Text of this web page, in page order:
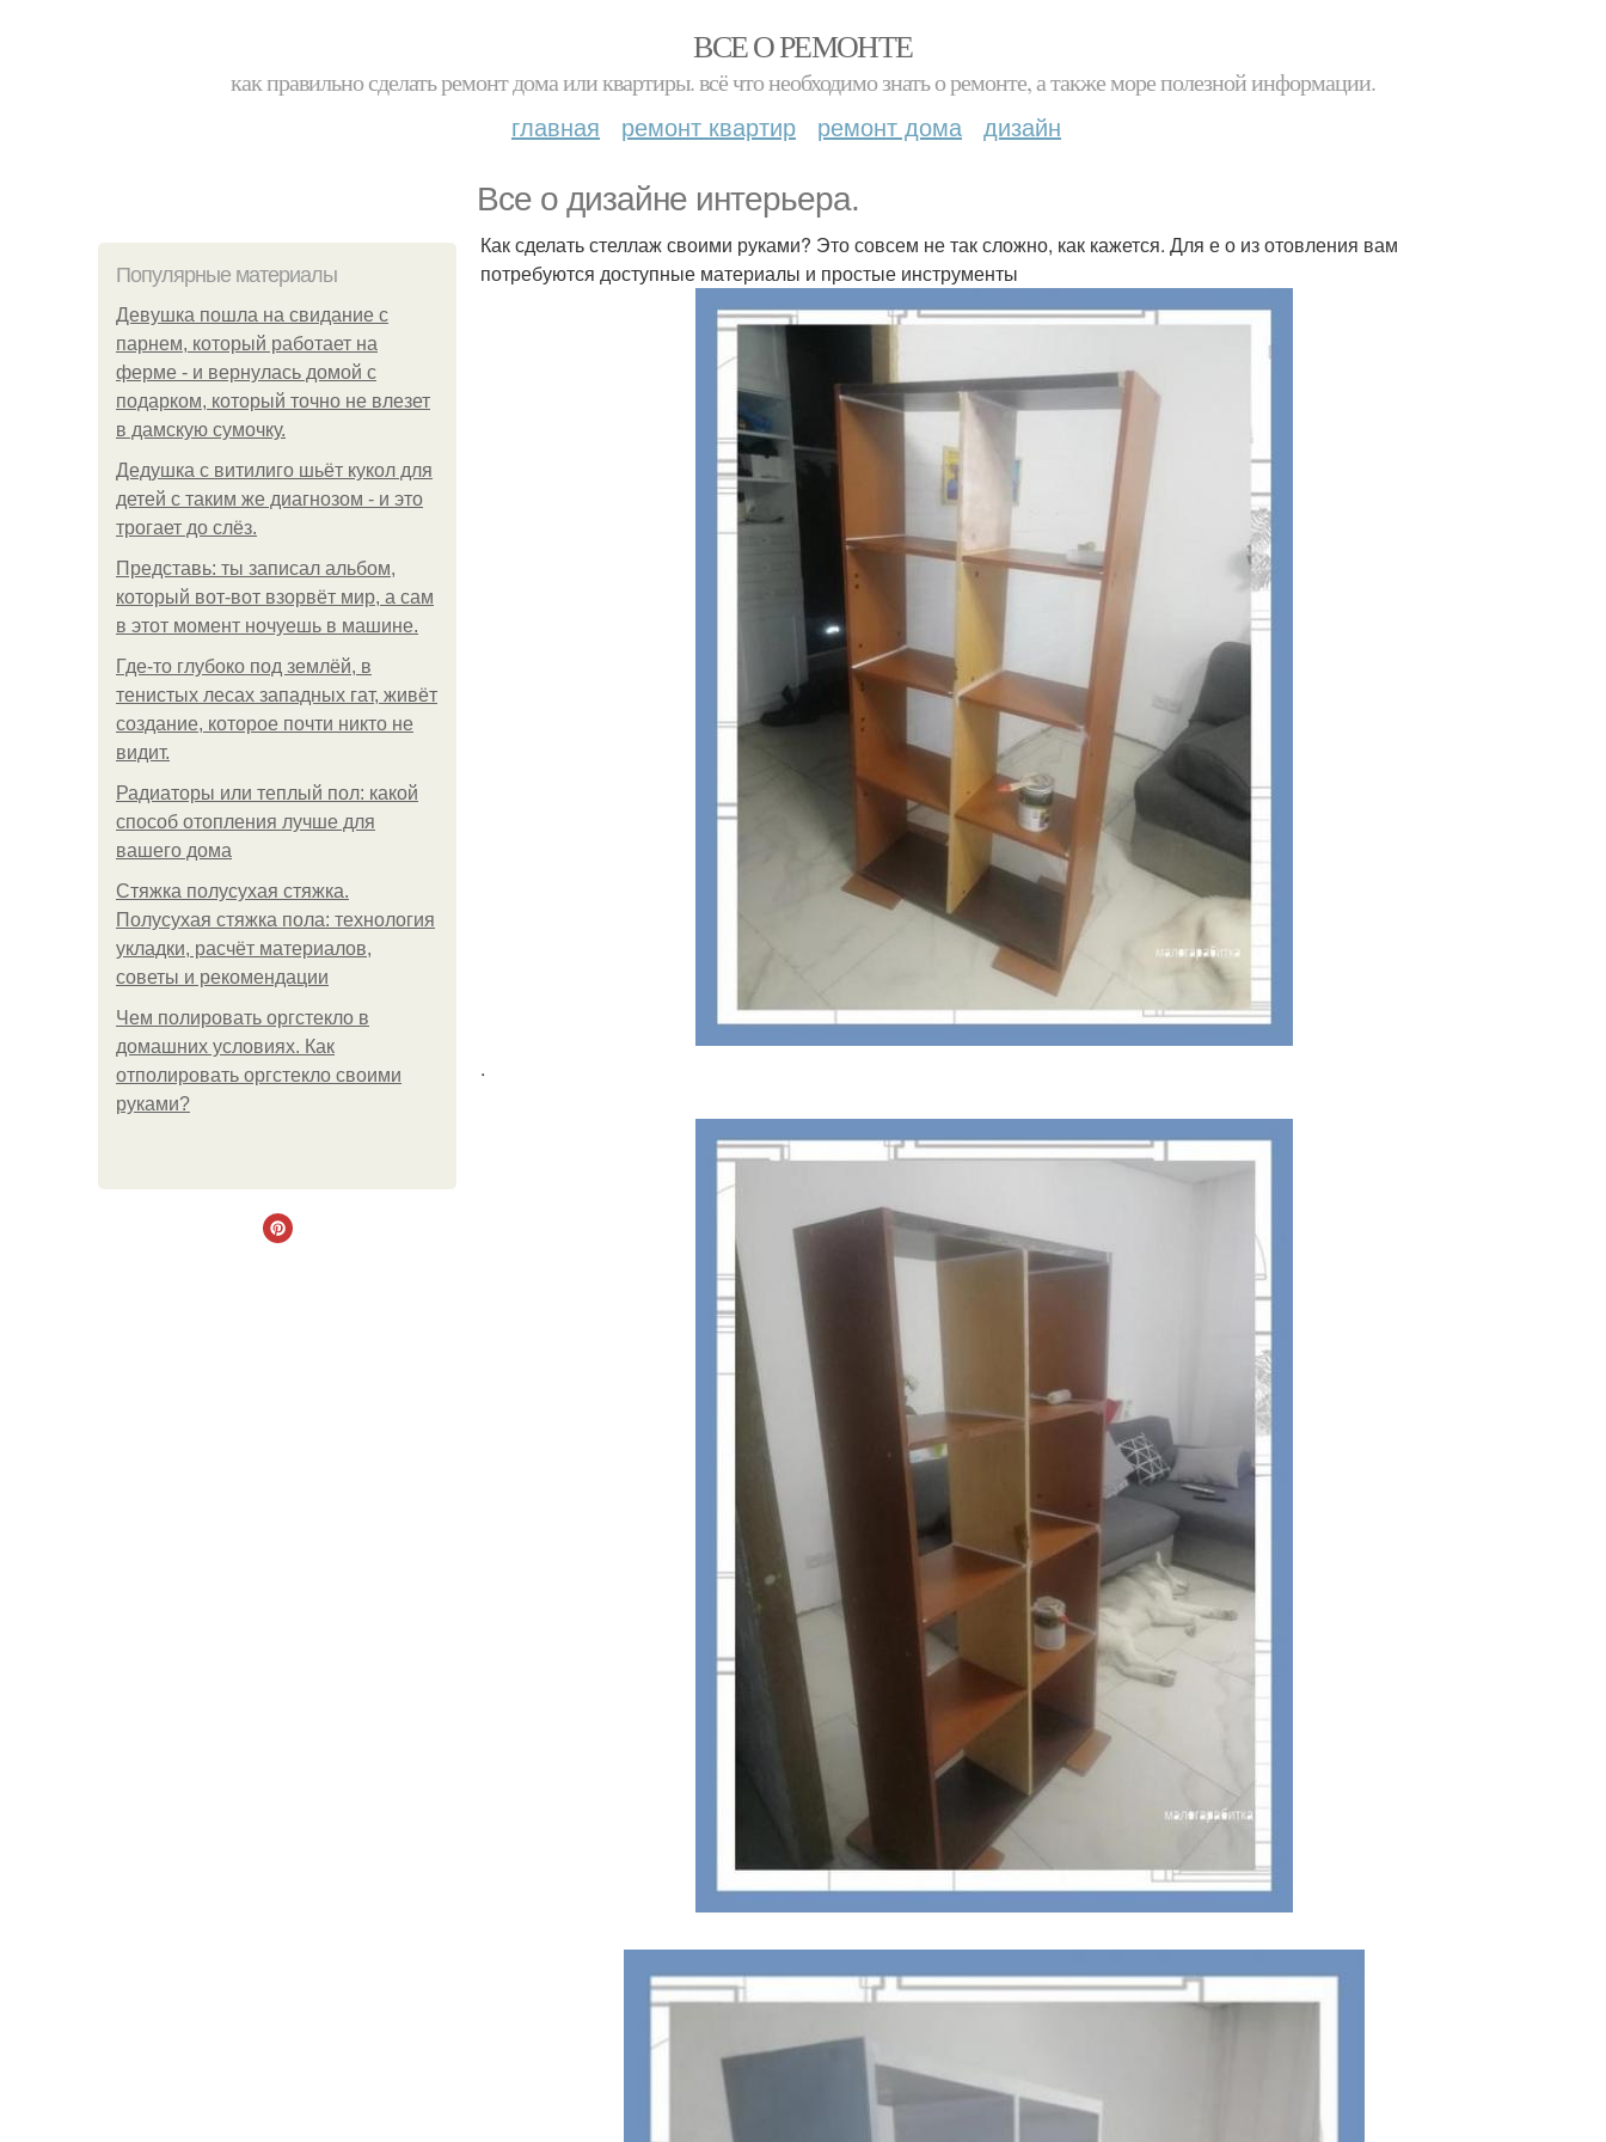
ВСЕ О РЕМОНТЕ
как правильно сделать ремонт дома или квартиры. всё что необходимо знать о ремонте, а также море полезной информации.
главная ремонт квартир ремонт дома дизайн
Все о дизайне интерьера.
Популярные материалы
Девушка пошла на свидание с
парнем, который работает на
ферме - и вернулась домой с
подарком, который точно не влезет
в дамскую сумочку.
Дедушка с витилиго шьёт кукол для
детей с таким же диагнозом - и это
трогает до слёз.
Представь: ты записал альбом,
который вот-вот взорвёт мир, а сам
в этот момент ночуешь в машине.
Где-то глубоко под землёй, в
тенистых лесах западных гат, живёт
создание, которое почти никто не
видит.
Радиаторы или теплый пол: какой
способ отопления лучше для
вашего дома
Стяжка полусухая стяжка.
Полусухая стяжка пола: технология
укладки, расчёт материалов,
советы и рекомендации
Чем полировать оргстекло в
домашних условиях. Как
отполировать оргстекло своими
руками?
Как сделать стеллаж своими руками? Это совсем не так сложно, как кажется. Для е о из отовления вам
потребуются доступные материалы и простые инструменты
.